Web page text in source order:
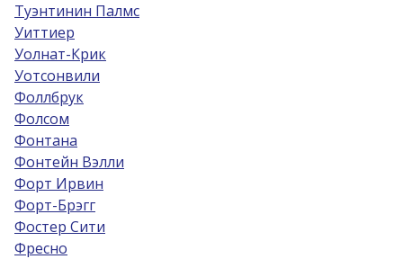
Туэнтинин Палмс
Уиттиер
Уолнат-Крик
Уотсонвили
Фоллбрук
Фолсом
Фонтана
Фонтейн Вэлли
Форт Ирвин
Форт-Брэгг
Фостер Сити
Фресно